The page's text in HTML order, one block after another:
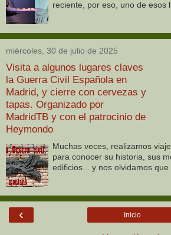
reciente, por eso, uno de esos
miércoles, 30 de julio de 2025
Visita a algunos lugares claves
la Guerra Civil Española en
Madrid, y cierre con cervezas y
tapas. Organizado por
MadridTB y con el patrocinio de
Heymondo
Muchas veces, realizamos
para conocer su historia, sus
edificios... y nos olvidamos que
‹ Inicio